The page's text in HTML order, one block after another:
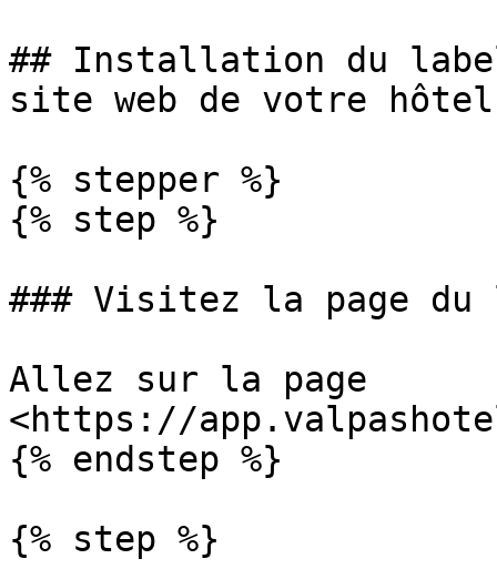
## Installation du
site web de votre hôtel
{% stepper %}
{% step %}
### Visitez la page du
Allez sur la page
<https://
{% endstep %}
{% step %}